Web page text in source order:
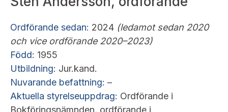
Huvudmän
Verksamhetsberättelser
Publikationer och anföranden
Avgifter
Prenumerera
Kontakt administrativa ärenden
Ordförande sedan: 2024 (ledamot sedan 2020
och vice ordförande 2020–2023)
Född: 1955
Utbildning: Jur.kand.
Nuvarande befattning: –
Aktuella styrelseuppdrag: Ordförande i
Bokföringsnämnden, ordförande i